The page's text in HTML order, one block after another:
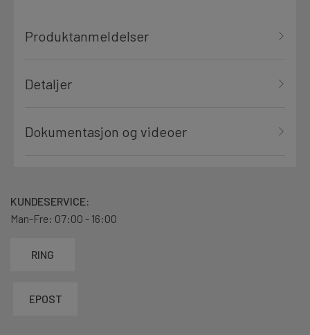
Produktanmeldelser
Detaljer
Dokumentasjon og videoer
KUNDESERVICE:
Man-Fre: 07:00 - 16:00
RING
EPOST